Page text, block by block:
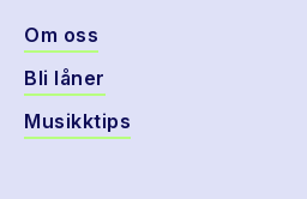
Om oss
Bli låner
Musikktips